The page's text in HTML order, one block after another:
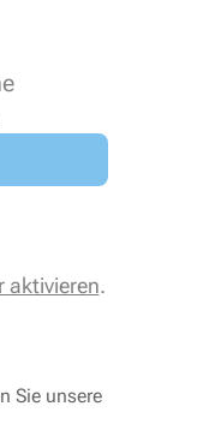
aktivieren.
Sie unsere